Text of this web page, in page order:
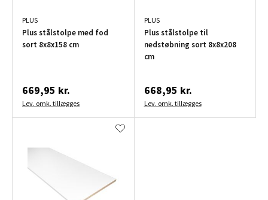
PLUS
Plus stålstolpe med fod
sort 8x8x158 cm
669,95 kr.
Lev. omk. tillægges
PLUS
Plus stålstolpe til
nedstøbning sort 8x8x208
cm
668,95 kr.
Lev. omk. tillægges